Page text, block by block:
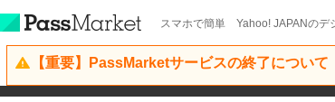
スマホで簡単 Yahoo! JAPANのデ
【重要】PassMarketサービスの終了について